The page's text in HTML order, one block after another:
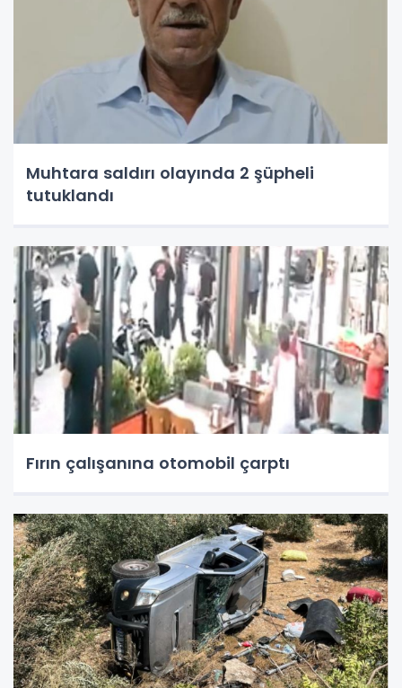
Muhtara saldırı olayında 2 şüpheli
tutuklandı
Fırın çalışanına otomobil çarptı